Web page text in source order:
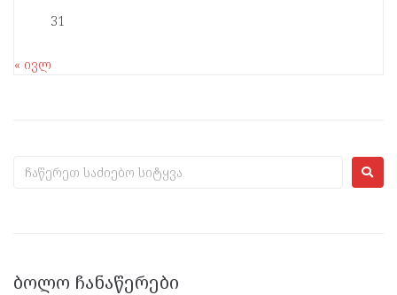
31
« ივლ
ᲑᲝᲚᲝ ᲩᲐᲜᲐᲬᲔᲠᲔᲑᲘ